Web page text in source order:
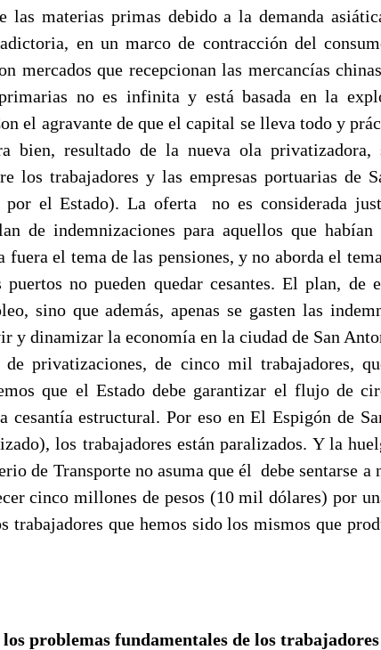
las materias primas debido a la demanda
en un marco de contracción del
mercados que recepcionan las mercancías
no es infinita y está basada en la
el agravante de que el capital se lleva todo y
bien, resultado de la nueva ola privatizadora,
los trabajadores y las empresas portuarias de
por el Estado). La oferta no es considerada
de indemnizaciones para aquellos que
fuera el tema de las pensiones, y no aborda el
puertos no pueden quedar cesantes. El plan, de
sino que además, apenas se gasten las
y dinamizar la economía en la ciudad de San
de privatizaciones, de cinco mil trabajadores,
que el Estado debe garantizar el flujo de
cesantía estructural. Por eso en El Espigón de
los trabajadores están paralizados. Y la
de Transporte no asuma que él debe sentarse a
cinco millones de pesos (10 mil dólares) por
trabajadores que hemos sido los mismos que
los problemas fundamentales de los